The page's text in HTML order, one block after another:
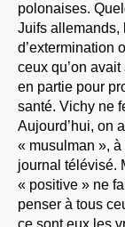
polonaises.
Juifs allemands,
d’extermination
ceux qu’on
en partie pour
santé. Vichy ne
Aujourd’hui, on
« musulman »,
journal télévisé.
« positive » ne
penser à tous